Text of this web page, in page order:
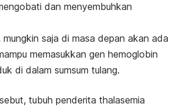
dan menyembuhkan
saja di masa depan akan ada
memasukkan gen hemoglobin
di dalam sumsum tulang.
tubuh penderita thalasemia